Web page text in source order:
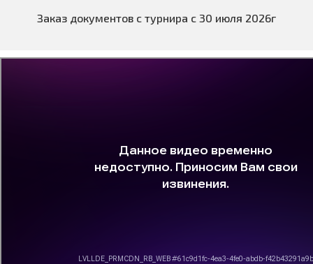
Заказ документов с турнира с 30 июля 2026г